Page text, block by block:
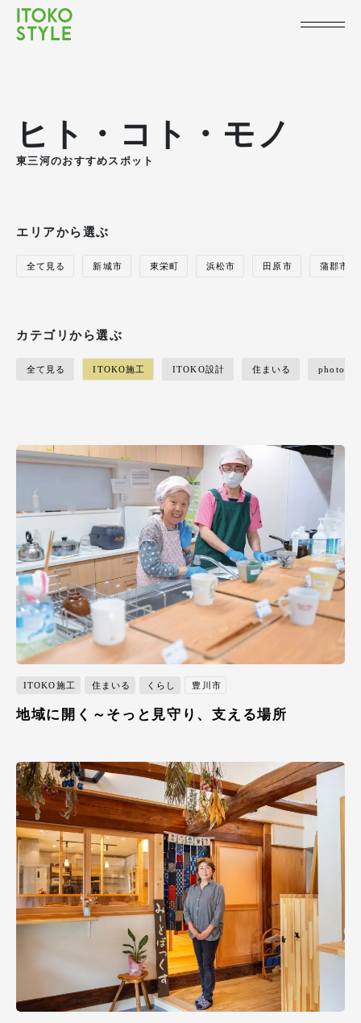
ヒト・コト・モノ
東三河のおすすめスポット
エリアから選ぶ
全て見る 新城市 東栄町 浜松市 田原市 蒲郡市
カテゴリから選ぶ
全て見る ITOKO施工 ITOKO設計 住まいる
ITOKO施工 住まいる くらし 豊川市
地域に開く～そっと見守り、支える場所